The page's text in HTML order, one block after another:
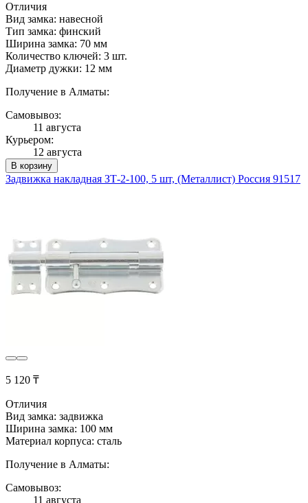
Отличия
Вид замка: навесной
Тип замка: финский
Ширина замка: 70 мм
Количество ключей: 3 шт.
Диаметр дужки: 12 мм
Получение в Алматы:
Самовывоз:
11 августа
Курьером:
12 августа
В корзину
Задвижка накладная ЗТ-2-100, 5 шт, (Металлист) Россия 91517
5 120 ₸
Отличия
Вид замка: задвижка
Ширина замка: 100 мм
Материал корпуса: сталь
Получение в Алматы:
Самовывоз:
11 августа